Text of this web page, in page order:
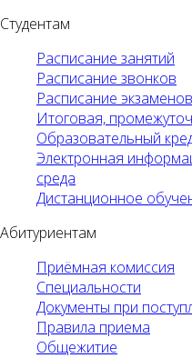
Студентам
Расписание занятий
Расписание звонков
Расписание экзаменов
Итоговая,
Образовательный
Электронная
среда
Дистанционное
Абитуриентам
Приёмная комиссия
Специальности
Документы при
Правила приема
Общежитие